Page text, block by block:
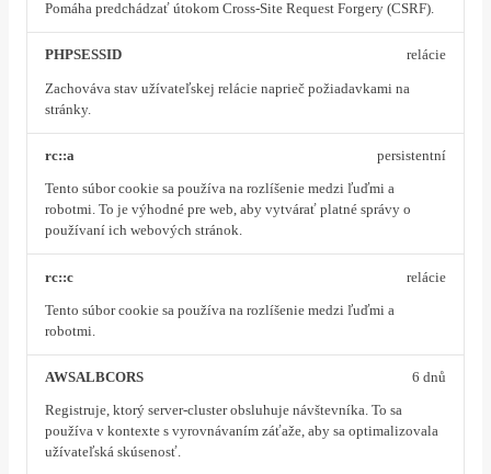
Pomáha predchádzať útokom Cross-Site Request Forgery (CSRF).
PHPSESSID
Zachováva stav užívateľskej relácie naprieč požiadavkami na
stránky.
relácie
rc::a
Tento súbor cookie sa používa na rozlíšenie medzi ľuďmi a
robotmi. To je výhodné pre web, aby vytvárať platné správy o
používaní ich webových stránok.
persistentní
rc::c
Tento súbor cookie sa používa na rozlíšenie medzi ľuďmi a
robotmi.
relácie
AWSALBCORS
Registruje, ktorý server-cluster obsluhuje návštevníka. To sa
používa v kontexte s vyrovnávaním záťaže, aby sa optimalizovala
užívateľská skúsenosť.
6 dnů